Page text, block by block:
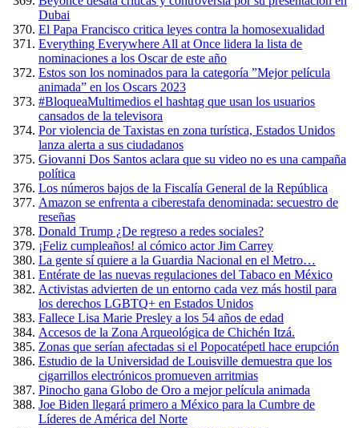
Dubai
El Papa Francisco critica leyes contra la homosexualidad
Everything Everywhere All at Once lidera la lista de
nominaciones a los Oscar de este año
Estos son los nominados para la categoría ”Mejor película
animada” en los Oscars 2023
#BloqueaMultimedios el hashtag que usan los usuarios
cansados de la televisora
Por violencia de Taxistas en zona turística, Estados Unidos
lanza alerta a sus ciudadanos
Giovanni Dos Santos aclara que su video no es una campaña
política
Los números bajos de la Fiscalía General de la República
Amazon se enfrenta a ciberestafa denominada: secuestro de
reseñas
Donald Trump ¿De regreso a redes sociales?
¡Feliz cumpleaños! al cómico actor Jim Carrey
La gente sí quiere a la Guardia Nacional en el Metro…
Entérate de las nuevas regulaciones del Tabaco en México
Activistas advierten de un entorno cada vez más hostil para
los derechos LGBTQ+ en Estados Unidos
Fallece Lisa Marie Presley a los 54 años de edad
Accesos de la Zona Arqueológica de Chichén Itzá.
Zonas que serían afectadas si el Popocatépetl hace erupción
Estudio de la Universidad de Louisville demuestra que los
cigarrillos electrónicos promueven arritmias
Pinocho gana Globo de Oro a mejor película animada
Joe Biden llegará primero a México para la Cumbre de
Líderes de América del Norte